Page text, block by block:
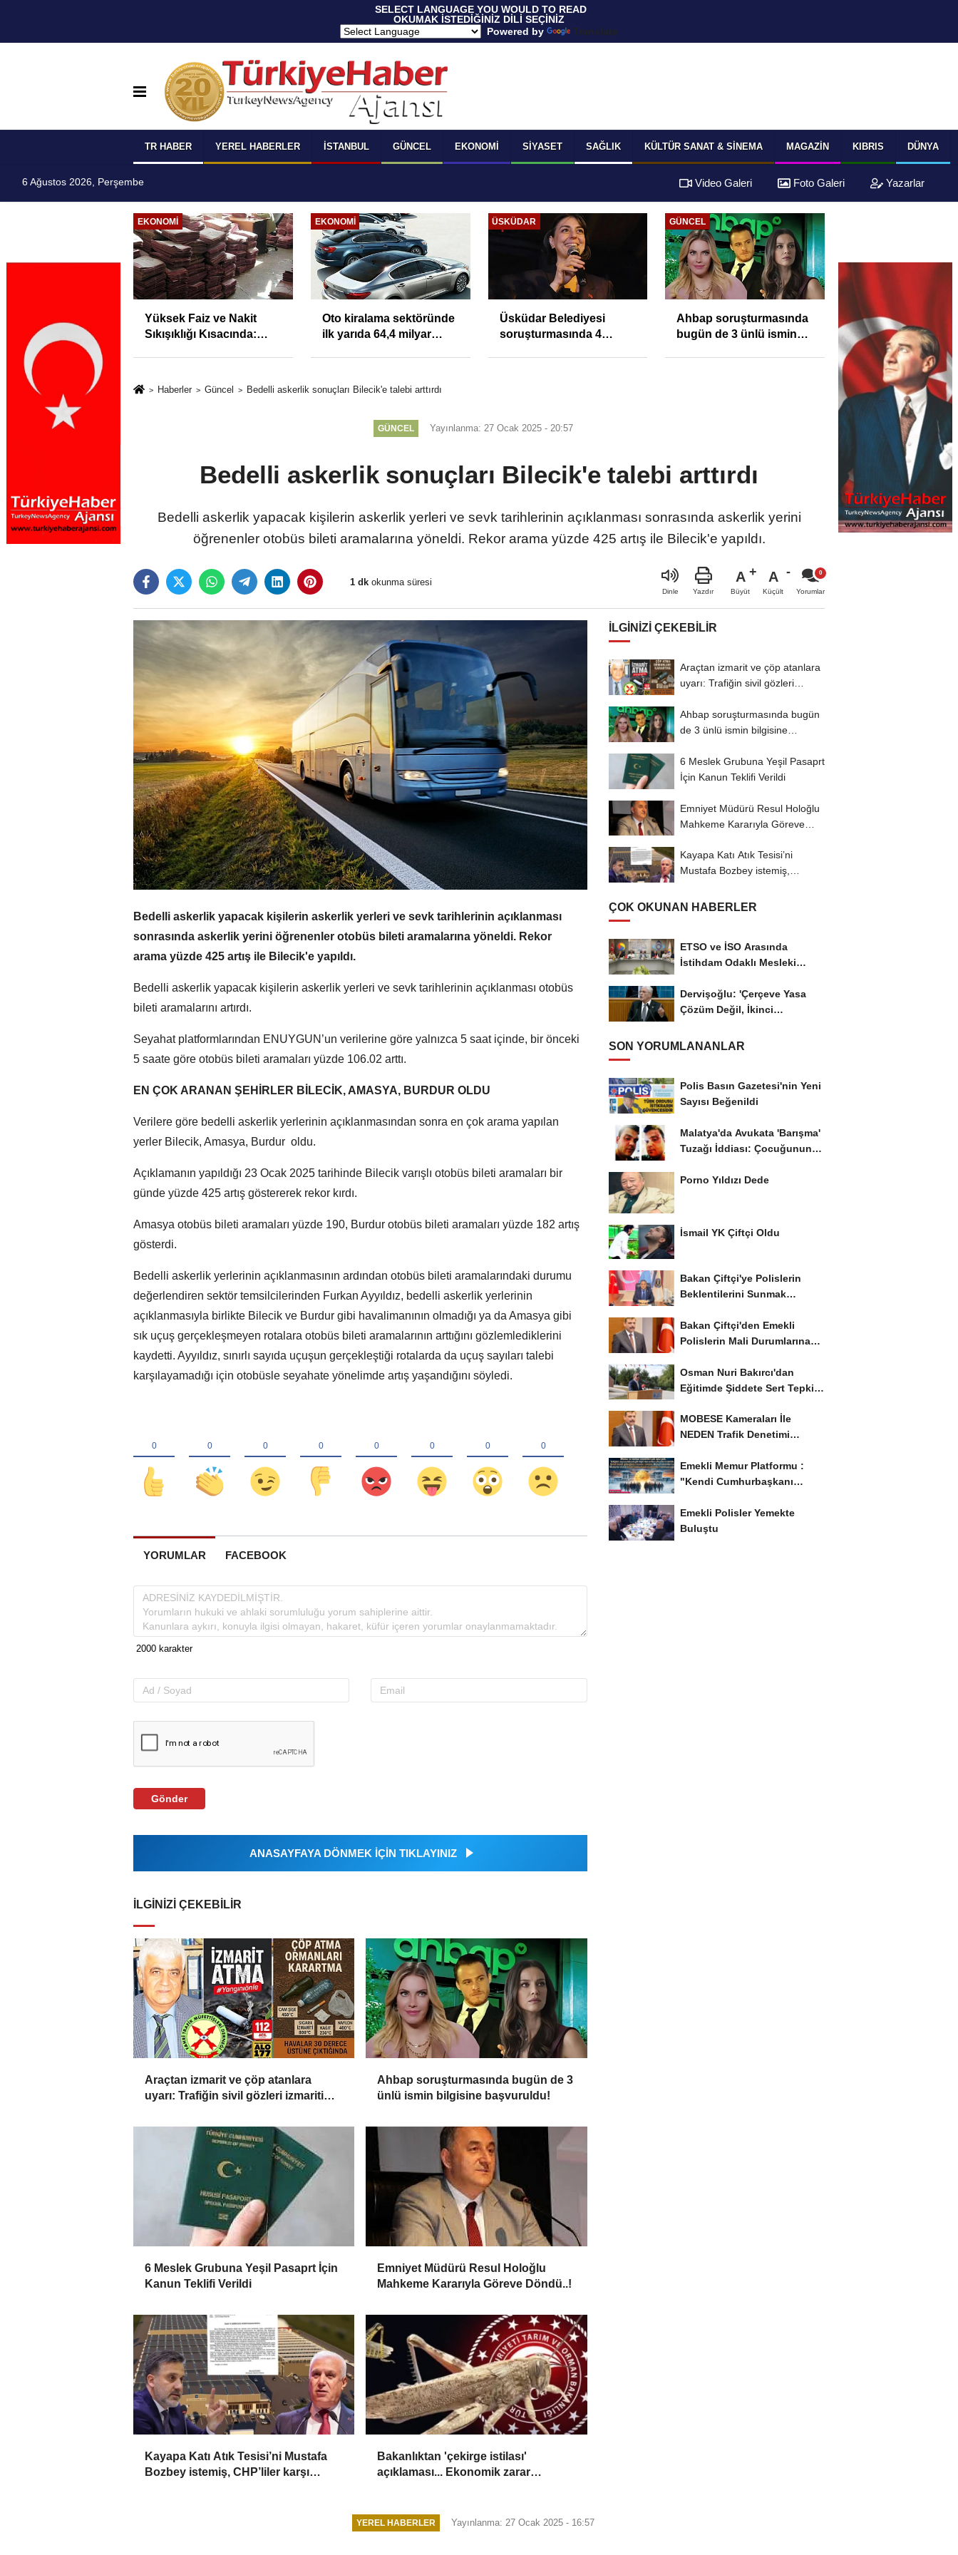
SELECT LANGUAGE YOU WOULD TO READ
OKUMAK İSTEDİĞİNİZ DİLİ SEÇİNİZ
Powered by
Translate
TR HABER YEREL HABERLER İSTANBUL GÜNCEL EKONOMI SIYASET SAĞLIK KÜLTÜR SANAT & SINEMA MAGAZIN KIBRIS DÜNYA
6 Ağustos 2026, Perşembe Video Galeri Foto Galeri Yazarlar
%31,75;
%50,49 olarak
EKONOMI
Yüksek Faiz ve Nakit
Sıkışıklığı Kısacında:
EKONOMI
Oto kiralama sektöründe
ilk yarıda 64,4 milyar
ÜSKÜDAR
Üsküdar Belediyesi
soruşturmasında 4
GÜNCEL
Ahbap soruşturmasında
bugün de 3 ünlü ismin
Haberler Güncel Bedelli askerlik sonuçları Bilecik'e talebi arttırdı
GÜNCEL Yayınlanma: 27 Ocak 2025 - 20:57
Bedelli askerlik sonuçları Bilecik'e talebi arttırdı
Bedelli askerlik yapacak kişilerin askerlik yerleri ve sevk tarihlerinin açıklanması sonrasında askerlik yerini
öğrenenler otobüs bileti aramalarına yöneldi. Rekor arama yüzde 425 artış ile Bilecik'e yapıldı.
1 dk okunma süresi
Dinle Yazdır
A
Büyüt
A
Küçült Yorumlar
Bedelli askerlik yapacak kişilerin askerlik yerleri ve sevk tarihlerinin açıklanması
sonrasında askerlik yerini öğrenenler otobüs bileti aramalarına yöneldi. Rekor
arama yüzde 425 artış ile Bilecik'e yapıldı.
Bedelli askerlik yapacak kişilerin askerlik yerleri ve sevk tarihlerinin açıklanması otobüs
bileti aramalarını artırdı.
Seyahat platformlarından ENUYGUN’un verilerine göre yalnızca 5 saat içinde, bir önceki
5 saate göre otobüs bileti aramaları yüzde 106.02 arttı.
EN ÇOK ARANAN ŞEHİRLER BİLECİK, AMASYA, BURDUR OLDU
Verilere göre bedelli askerlik yerlerinin açıklanmasından sonra en çok arama yapılan
yerler Bilecik, Amasya, Burdur oldu.
Açıklamanın yapıldığı 23 Ocak 2025 tarihinde Bilecik varışlı otobüs bileti aramaları bir
günde yüzde 425 artış göstererek rekor kırdı.
Amasya otobüs bileti aramaları yüzde 190, Burdur otobüs bileti aramaları yüzde 182 artış
gösterdi.
Bedelli askerlik yerlerinin açıklanmasının ardından otobüs bileti aramalarındaki durumu
değerlendiren sektör temsilcilerinden Furkan Ayyıldız, bedelli askerlik yerlerinin
açıklanmasıyla birlikte Bilecik ve Burdur gibi havalimanının olmadığı ya da Amasya gibi
sık uçuş gerçekleşmeyen rotalara otobüs bileti aramalarının arttığını gözlemlediklerini
kaydetti. Ayyıldız, sınırlı sayıda uçuşun gerçekleştiği rotalarda da uçuş sayıları talebi
karşılayamadığı için otobüsle seyahate yönelimde artış yaşandığını söyledi.
YORUMLAR FACEBOOK
Gönder
ANASAYFAYA DÖNMEK İÇİN TIKLAYINIZ
İLGINIZI ÇEKEBILIR
Araçtan izmarit ve çöp atanlara
uyarı: Trafiğin sivil gözleri izmariti
Ahbap soruşturmasında bugün de 3
ünlü ismin bilgisine başvuruldu!
6 Meslek Grubuna Yeşil Pasaprt İçin
Kanun Teklifi Verildi
Emniyet Müdürü Resul Holoğlu
Mahkeme Kararıyla Göreve Döndü..!
Kayapa Katı Atık Tesisi’ni Mustafa
Bozbey istemiş, CHP’liler karşı
Bakanlıktan 'çekirge istilası'
açıklaması... Ekonomik zarar
İLGINIZI ÇEKEBILIR
Araçtan izmarit ve çöp atanlara
uyarı: Trafiğin sivil gözleri
Ahbap soruşturmasında bugün
de 3 ünlü ismin bilgisine
6 Meslek Grubuna Yeşil Pasaprt
İçin Kanun Teklifi Verildi
Emniyet Müdürü Resul Holoğlu
Mahkeme Kararıyla Göreve
Kayapa Katı Atık Tesisi’ni
Mustafa Bozbey istemiş,
ÇOK OKUNAN HABERLER
ETSO ve İSO Arasında
İstihdam Odaklı Mesleki
Dervişoğlu: 'Çerçeve Yasa
Çözüm Değil, İkinci
SON YORUMLANANLAR
Polis Basın Gazetesi'nin Yeni
Sayısı Beğenildi
Malatya'da Avukata 'Barışma'
Tuzağı İddiası: Çocuğunun
Porno Yıldızı Dede
İsmail YK Çiftçi Oldu
Bakan Çiftçi'ye Polislerin
Beklentilerini Sunmak
Bakan Çiftçi'den Emekli
Polislerin Mali Durumlarına
Osman Nuri Bakırcı'dan
Eğitimde Şiddete Sert Tepki:
MOBESE Kameraları İle
NEDEN Trafik Denetimi
Emekli Memur Platformu :
"Kendi Cumhurbaşkanı
Emekli Polisler Yemekte
Buluştu
YEREL HABERLER Yayınlanma: 27 Ocak 2025 - 16:57